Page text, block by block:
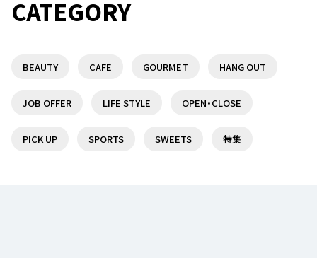
調布駅前の複合商業施設『トリエ京王調布』を特集
【閉店情報】トイザらス府中駅前店が３月３１日の営
CATEGORY
BEAUTY CAFE GOURMET HANG OUT
JOB OFFER LIFE STYLE OPEN・CLOSE
PICK UP SPORTS SWEETS 特集